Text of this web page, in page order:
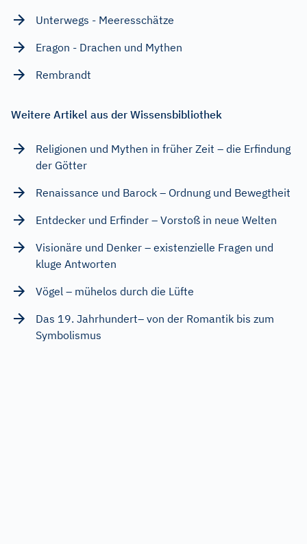
Unterwegs - Meeresschätze
Eragon - Drachen und Mythen
Rembrandt
Weitere Artikel aus der Wissensbibliothek
Religionen und Mythen in früher Zeit – die Erfindung
der Götter
Renaissance und Barock – Ordnung und Bewegtheit
Entdecker und Erfinder – Vorstoß in neue Welten
Visionäre und Denker – existenzielle Fragen und
kluge Antworten
Vögel – mühelos durch die Lüfte
Das 19. Jahrhundert– von der Romantik bis zum
Symbolismus